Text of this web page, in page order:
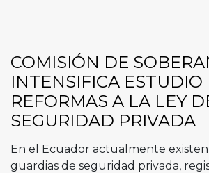
COMISIÓN DE
INTENSIFICA ESTUDIO
REFORMAS A LA LEY
SEGURIDAD PRIVADA
En el Ecuador actualmente
guardias de seguridad privada,